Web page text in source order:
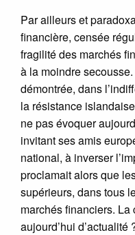
Par ailleurs et
financière, censée
fragilité des marchés
à la moindre
démontrée, dans
la résistance
ne pas évoquer
invitant ses amis
national, à inverser
proclamait alors que
supérieurs, dans tous
marchés financiers. La
aujourd’hui d’actualité